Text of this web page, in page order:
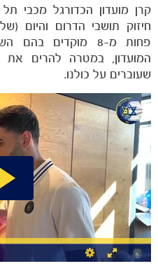
הקבוצות
קרן מועדון הכדורגל מכבי
חיזוק תושבי הדרום והיום
פחות מ-8 מוקדים
המועדון, במטרה להרים
שעוברים על כולנו.